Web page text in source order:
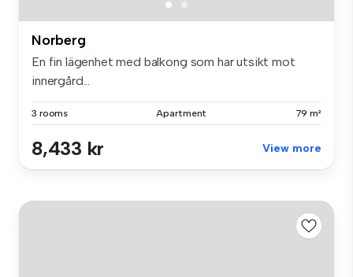
Norberg
En fin lägenhet med balkong som har utsikt mot
innergård...
3 rooms Apartment 79 m²
8,433 kr View more